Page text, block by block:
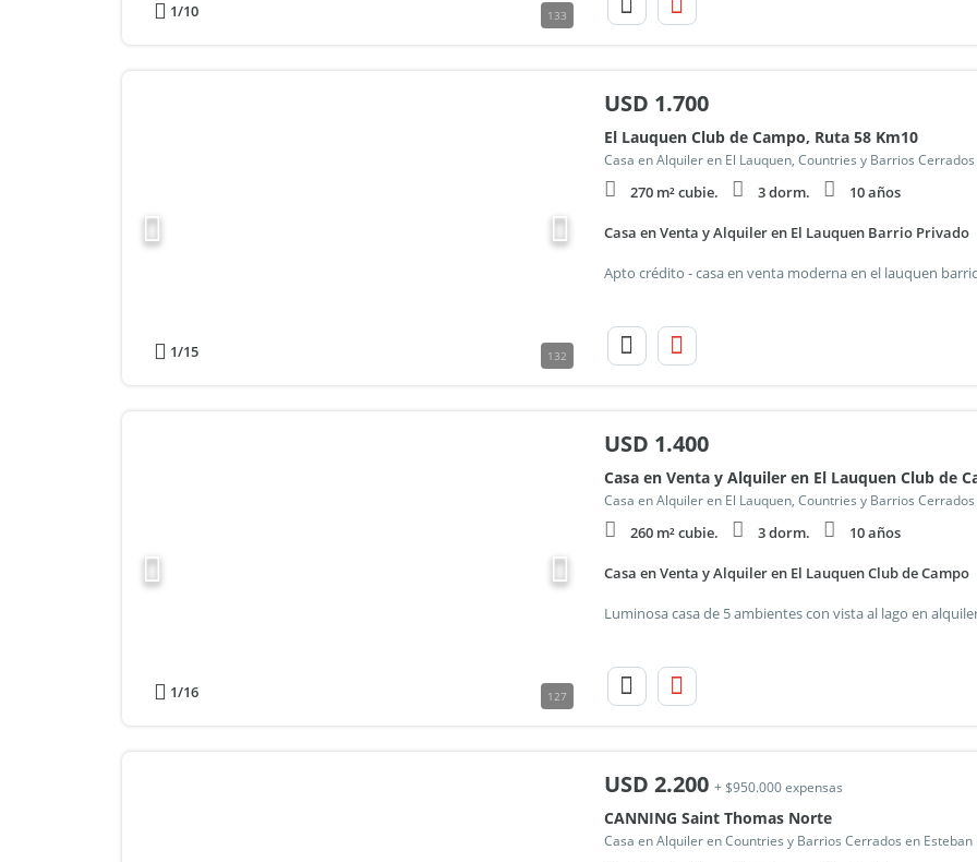
1/10 133
1/15 132
USD 1.700
El Lauquen Club de Campo, Ruta 58 Km10
Casa en Alquiler en El Lauquen, Countries y Barrios
270 m² cubie. 3 dorm. 10 años
Casa en Venta y Alquiler en El Lauquen Barrio Privado
1/16 127
USD 1.400
Casa en Venta y Alquiler en El Lauquen Club de
Casa en Alquiler en El Lauquen, Countries y Barrios
260 m² cubie. 3 dorm. 10 años
Casa en Venta y Alquiler en El Lauquen Club de Campo
USD 2.200 + $950.000 expensas
CANNING Saint Thomas Norte